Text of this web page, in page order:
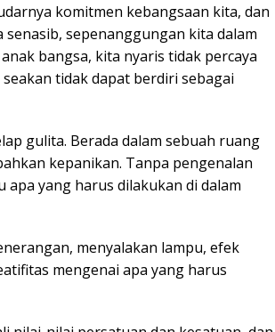
komitmen kebangsaan kita, dan
sepenanggungan kita dalam
bangsa, kita nyaris tidak percaya
tidak dapat berdiri sebagai
gulita. Berada dalam sebuah ruang
kepanikan. Tanpa pengenalan
yang harus dilakukan di dalam
menyalakan lampu, efek
mengenai apa yang harus